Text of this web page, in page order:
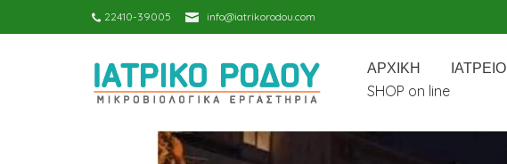
22410-39005 info@iatrikorodou.com
ΑΡΧΙΚΗ ΙΑΤΡΕΙΟ
SHOP on line